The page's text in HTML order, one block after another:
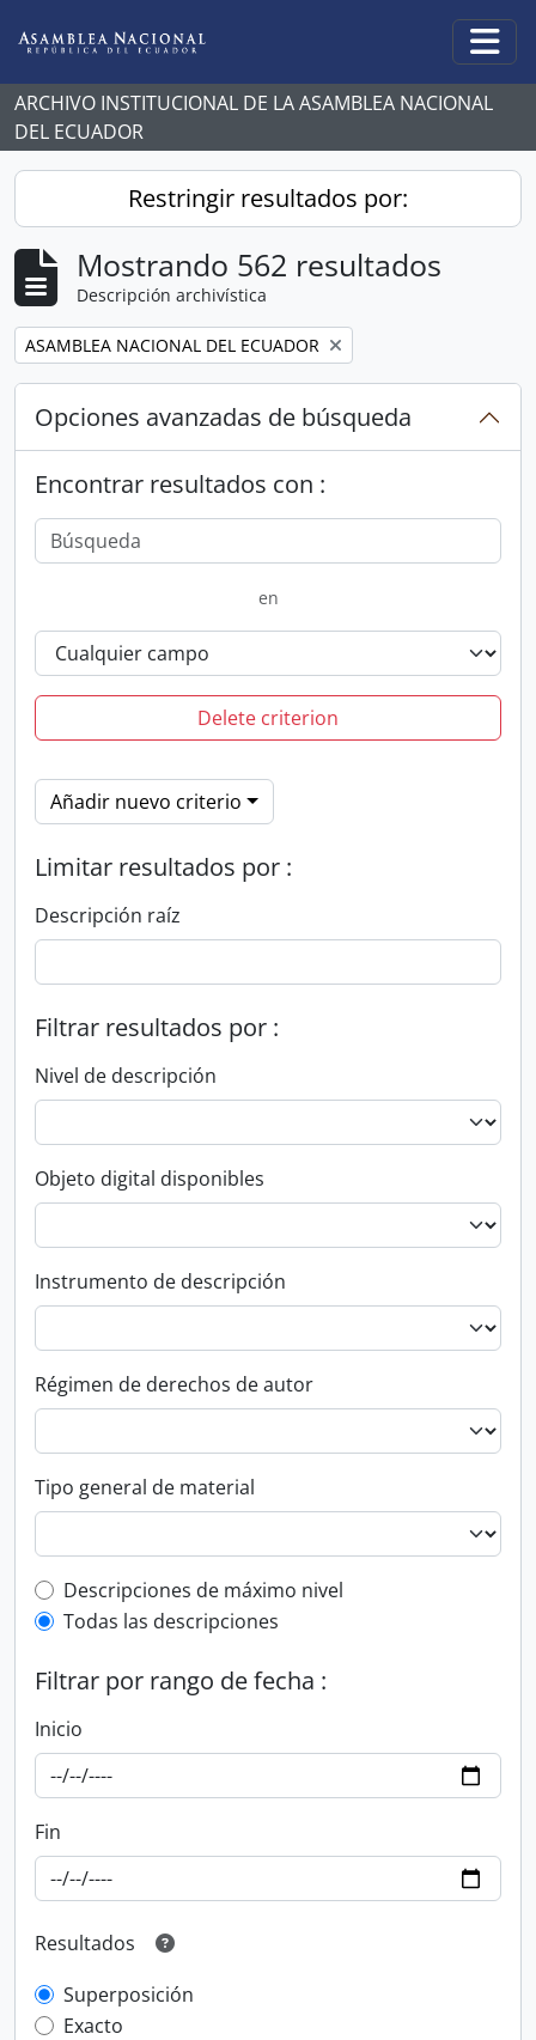
ARCHIVO INSTITUCIONAL DE LA ASAMBLEA NACIONAL
DEL ECUADOR
Restringir resultados por:
Mostrando 562 resultados
Descripción archivística
Remove filter:
ASAMBLEA NACIONAL DEL ECUADOR
Opciones avanzadas de búsqueda
Encontrar resultados con :
en
Delete criterion
Añadir nuevo criterio
Limitar resultados por :
Descripción raíz
Filtrar resultados por :
Nivel de descripción
Objeto digital disponibles
Instrumento de descripción
Régimen de derechos de autor
Tipo general de material
Top-level description filter
Descripciones de máximo nivel
Todas las descripciones
Filtrar por rango de fecha :
Inicio
Fin
Resultados
Superposición
Exacto